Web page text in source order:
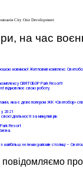
City One Development
на час
новиною! Житловий комплекс
комплексу СВЯТОБОР Park Resort!
відновлює свою роботу.
яка є девелопером ЖК «Святобор»
у 2021
діяльності за минулий рік
Park Resort
зелених районів столиці –
повідомляємо